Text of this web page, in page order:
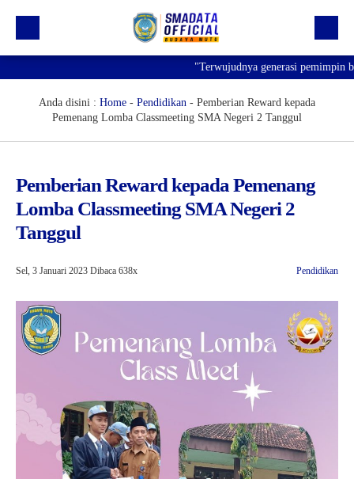
Profil
Informasi
"Terwujudnya generasi pemimpin
Anda disini : Home - Pendidikan - Pemberian Reward kepada
Pemenang Lomba Classmeeting SMA Negeri 2 Tanggul
Pemberian Reward kepada Pemenang
Lomba Classmeeting SMA Negeri 2
Tanggul
Sel, 3 Januari 2023 Dibaca 638x Pendidikan